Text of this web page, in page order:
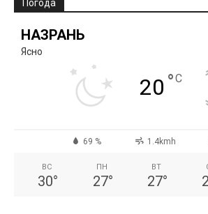
Погода
НАЗРАНЬ
Ясно
20 °C
69 % 1.4kmh
ВС
30°
ПН
27°
ВТ
27°